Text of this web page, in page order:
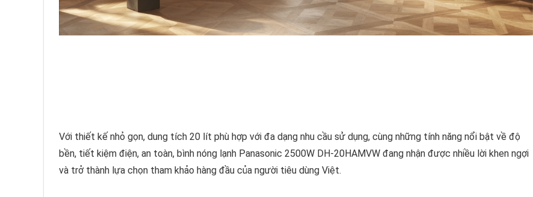
Với thiết kế nhỏ gọn, dung tích 20 lít phù hợp với đa dạng nhu cầu sử dụng, cùng những tính năng nổi bật về độ
bền, tiết kiệm điện, an toàn, bình nóng lạnh Panasonic 2500W DH-20HAMVW đang nhận được nhiều lời khen ngợi
và trở thành lựa chọn tham khảo hàng đầu của người tiêu dùng Việt.